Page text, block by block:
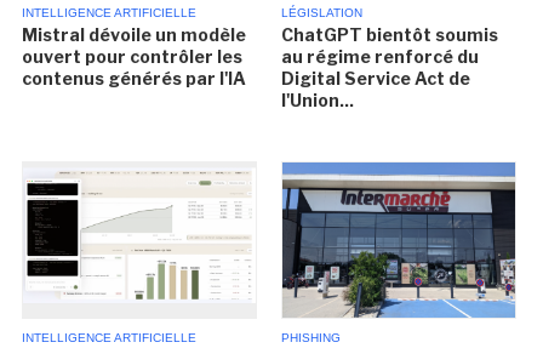
INTELLIGENCE ARTIFICIELLE
Mistral dévoile un modèle
ouvert pour contrôler les
contenus générés par l'IA
LÉGISLATION
ChatGPT bientôt soumis
au régime renforcé du
Digital Service Act de
l'Union...
INTELLIGENCE ARTIFICIELLE PHISHING